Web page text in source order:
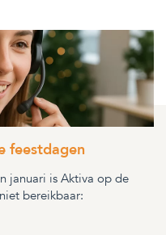
feestdagen
januari is Aktiva op de
bereikbaar: